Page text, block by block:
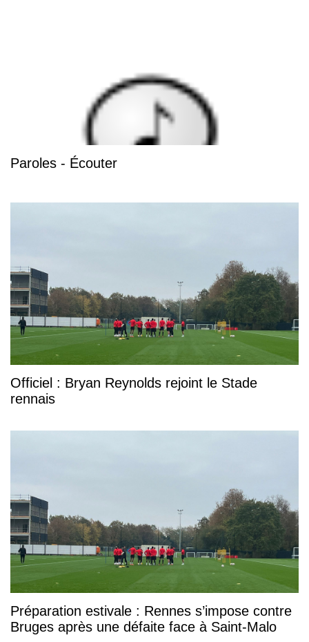
Paroles - Écouter
Officiel : Bryan Reynolds rejoint le Stade
rennais
Préparation estivale : Rennes s’impose contre
Bruges après une défaite face à Saint-Malo